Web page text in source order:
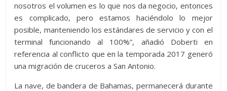
nosotros el volumen es lo que nos da negocio, entonces
es complicado, pero estamos haciéndolo lo mejor
posible, manteniendo los estándares de servicio y con el
terminal funcionando al 100%”, añadió Doberti en
referencia al conflicto que en la temporada 2017 generó
una migración de cruceros a San Antonio.
La nave, de bandera de Bahamas, permanecerá durante